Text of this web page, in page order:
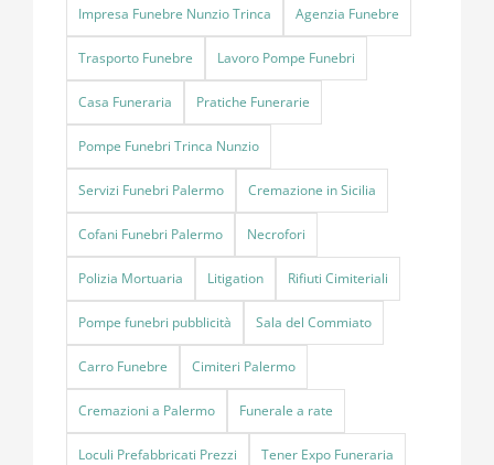
Impresa Funebre Nunzio Trinca Agenzia Funebre
Trasporto Funebre Lavoro Pompe Funebri
Casa Funeraria Pratiche Funerarie
Pompe Funebri Trinca Nunzio
Servizi Funebri Palermo Cremazione in Sicilia
Cofani Funebri Palermo Necrofori
Polizia Mortuaria Litigation Rifiuti Cimiteriali
Pompe funebri pubblicità Sala del Commiato
Carro Funebre Cimiteri Palermo
Cremazioni a Palermo Funerale a rate
Loculi Prefabbricati Prezzi Tener Expo Funeraria